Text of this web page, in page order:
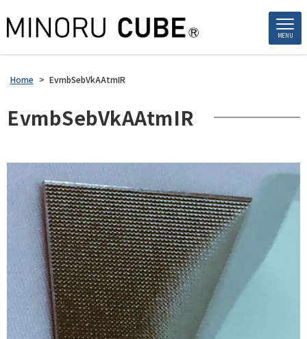
MENU
Home > EvmbSebVkAAtmIR
EvmbSebVkAAtmIR